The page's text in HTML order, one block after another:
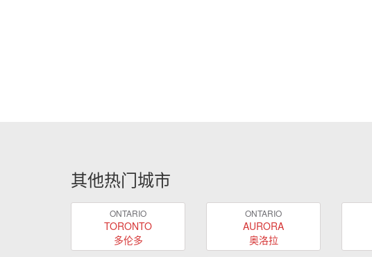
其他热门城市
ONTARIO
TORONTO
多伦多
ONTARIO
AURORA
奥洛拉